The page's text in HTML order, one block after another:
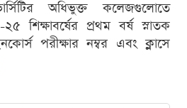
অধিভুক্ত কলেজগুলোতে
শিক্ষাবর্ষের প্রথম বর্ষ স্নাতক
পরীক্ষার নম্বর এবং ক্লাসে